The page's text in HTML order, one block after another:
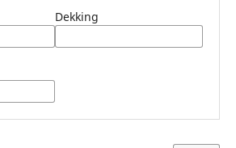
Dekking